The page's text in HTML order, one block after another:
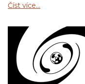
Číst více…